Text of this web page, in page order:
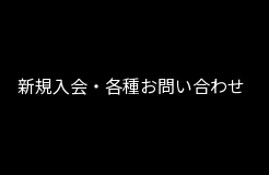
新規入会・各種お問い合わせ